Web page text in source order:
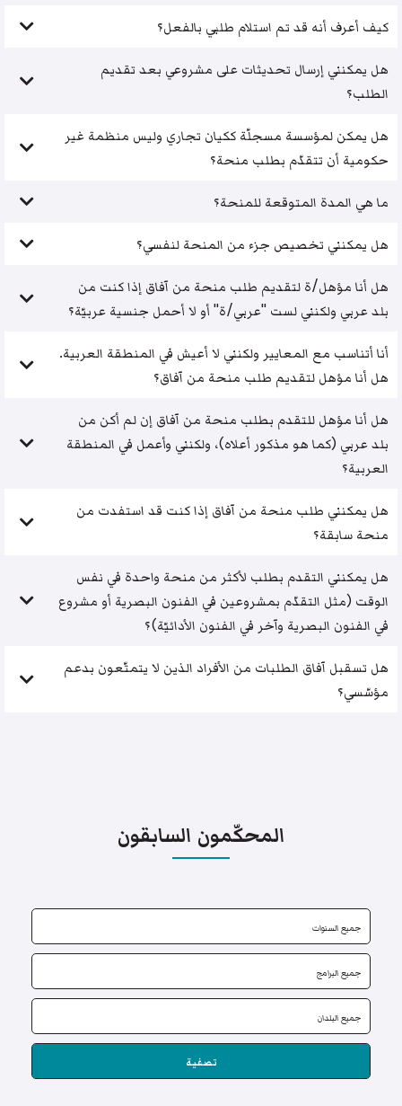
كيف أعرف أنه قد تم استلام طلبي بالفعل؟
هل يمكنني إرسال تحديثات على مشروعي بعد تقديم
الطلب؟
هل يمكن لمؤسسة مسجلّة ككيان تجاري وليس منظمة غير
حكومية أن تتقدّم بطلب منحة؟
ما هي المدة المتوقعة للمنحة؟
هل يمكنني تخصيص جزء من المنحة لنفسي؟
هل أنا مؤهل/ة لتقديم طلب منحة من آفاق إذا كنت من
بلد عربي ولكنني لست "عربي/ة" أو لا أحمل جنسية عربيّة؟
أنا أتناسب مع المعايير ولكنني لا أعيش في المنطقة العربية.
هل أنا مؤهل لتقديم طلب منحة من آفاق؟
هل أنا مؤهل للتقدم بطلب منحة من آفاق إن لم أكن من
بلد عربي (كما هو مذكور أعلاه)، ولكنني وأعمل في المنطقة
العربية؟
هل يمكنني طلب منحة من آفاق إذا كنت قد استفدت من
منحة سابقة؟
هل يمكنني التقدم بطلب لأكثر من منحة واحدة في نفس
الوقت (مثل التقدّم بمشروعين في الفنون البصرية أو مشروع
في الفنون البصرية وآخر في الفنون الأدائيّة)؟
هل تسقبل آفاق الطلبات من الأفراد الذين لا يتمتّعون بدعم
مؤسّسي؟
المحكّمون السابقون
تصفية